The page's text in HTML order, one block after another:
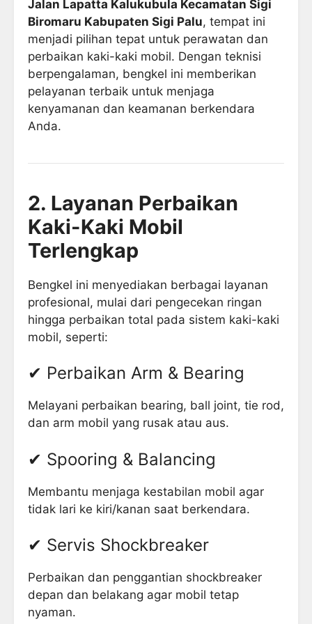
Jalan Lapatta Kalukubula Kecamatan Sigi
Biromaru Kabupaten Sigi Palu, tempat ini
menjadi pilihan tepat untuk perawatan dan
perbaikan kaki-kaki mobil. Dengan teknisi
berpengalaman, bengkel ini memberikan
pelayanan terbaik untuk menjaga
kenyamanan dan keamanan berkendara
Anda.
2. Layanan Perbaikan
Kaki-Kaki Mobil
Terlengkap
Bengkel ini menyediakan berbagai layanan
profesional, mulai dari pengecekan ringan
hingga perbaikan total pada sistem kaki-kaki
mobil, seperti:
✔ Perbaikan Arm & Bearing
Melayani perbaikan bearing, ball joint, tie rod,
dan arm mobil yang rusak atau aus.
✔ Spooring & Balancing
Membantu menjaga kestabilan mobil agar
tidak lari ke kiri/kanan saat berkendara.
✔ Servis Shockbreaker
Perbaikan dan penggantian shockbreaker
depan dan belakang agar mobil tetap
nyaman.